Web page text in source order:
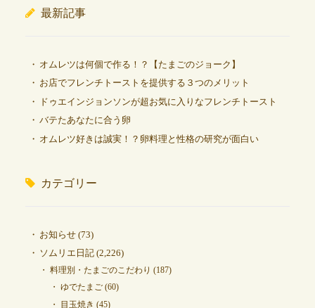
最新記事
オムレツは何個で作る！？【たまごのジョーク】
お店でフレンチトーストを提供する３つのメリット
ドゥエインジョンソンが超お気に入りなフレンチトースト
バテたあなたに合う卵
オムレツ好きは誠実！？卵料理と性格の研究が面白い
カテゴリー
お知らせ(73)
ソムリエ日記(2,226)
料理別・たまごのこだわり (187)
ゆでたまご(60)
目玉焼き (45)